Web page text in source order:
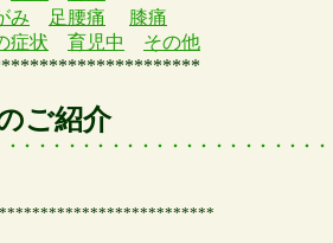
み 足腰痛
膝痛
症状 育児中
その他
ご紹介